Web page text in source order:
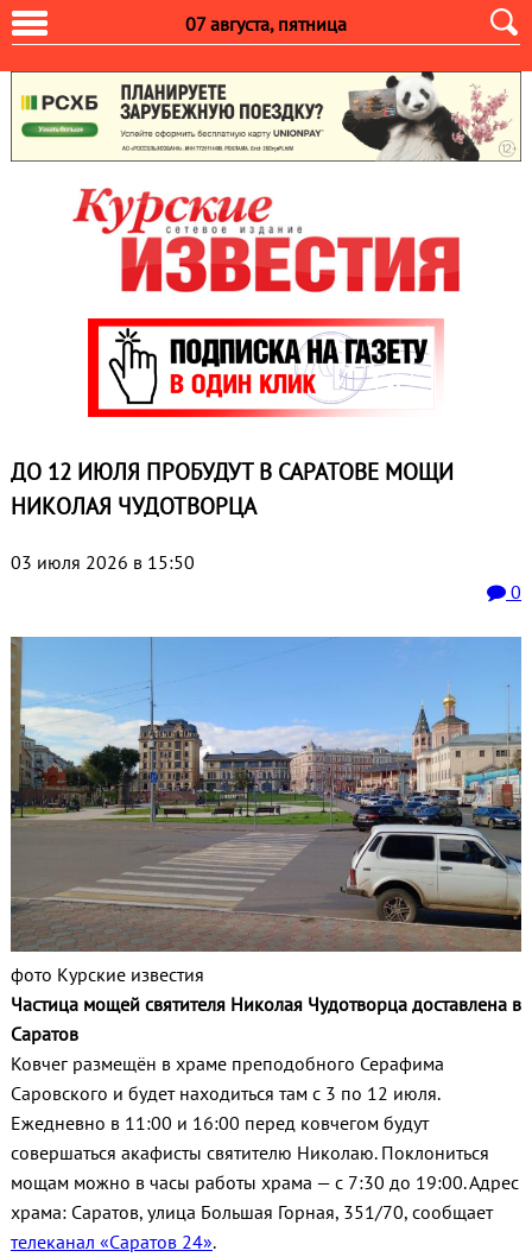
07 августа, пятница
ДО 12 ИЮЛЯ ПРОБУДУТ В САРАТОВЕ МОЩИ
НИКОЛАЯ ЧУДОТВОРЦА
03 июля 2026 в 15:50
0
фото Курские известия
Частица мощей святителя Николая Чудотворца доставлена в
Саратов
Ковчег размещён в храме преподобного Серафима
Саровского и будет находиться там с 3 по 12 июля.
Ежедневно в 11:00 и 16:00 перед ковчегом будут
совершаться акафисты святителю Николаю. Поклониться
мощам можно в часы работы храма — с 7:30 до 19:00. Адрес
храма: Саратов, улица Большая Горная, 351/70, сообщает
телеканал «Саратов 24».